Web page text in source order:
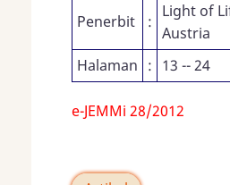
Penerbit :
Light of
Austria
Halaman : 13 -- 24
e-JEMMi 28/2012